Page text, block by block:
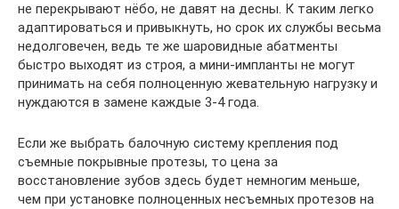
не перекрывают нёбо, не давят на десны. К таким легко
адаптироваться и привыкнуть, но срок их службы весьма
недолговечен, ведь те же шаровидные абатменты
быстро выходят из строя, а мини-импланты не могут
принимать на себя полноценную жевательную нагрузку и
нуждаются в замене каждые 3-4 года.
Если же выбрать балочную систему крепления под
съемные покрывные протезы, то цена за
восстановление зубов здесь будет немногим меньше,
чем при установке полноценных несъемных протезов на